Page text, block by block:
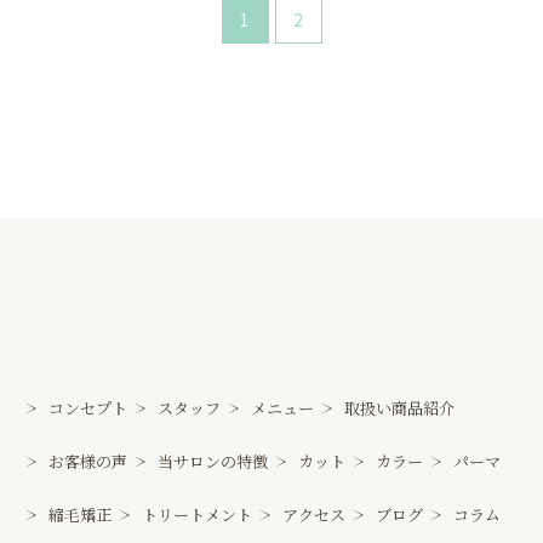
1 2
コンセプト スタッフ メニュー 取扱い商品紹介
お客様の声 当サロンの特徴 カット カラー パーマ
縮毛矯正 トリートメント アクセス ブログ コラム